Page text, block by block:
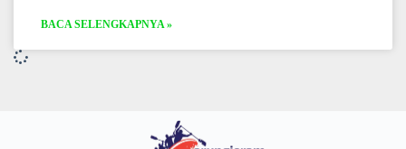
BACA SELENGKAPNYA »